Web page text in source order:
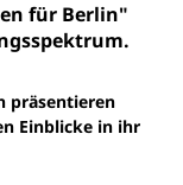
für Berlin"
präsentieren
Einblicke in ihr